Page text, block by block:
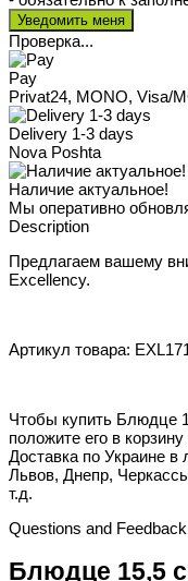
Проверка...
Pay
Privat24, MONO, Visa/
Delivery 1-3 days
Nova Poshta
Наличие актуальное!
Мы оперативно
Description
Предлагаем вашему
Excellency.
Артикул товара:
Чтобы купить Блюдце
положите его в
Доставка по Украине
Львов, Днепр,
т.д.
Questions and Feedback
Блюдце 15,5